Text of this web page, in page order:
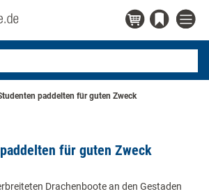
paddelten für guten Zweck
für guten Zweck
Drachenboote an den Gestaden